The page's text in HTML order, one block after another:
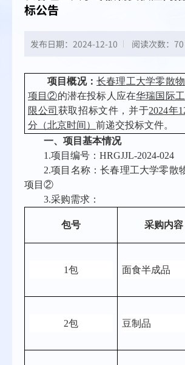
标公告
发布日期：2024-12-10 阅读次数：
项目概况：长春理工大学零散
项目②的潜在投标人应在华瑞国际
限公司 获取招标文件，并于2024年
分（北京时间） 前递交投标文件。
一、项目基本情况
1.项目编号： HRGJJL-2024-024
2.项目名称：长春理工大学零散
项目②
3.采购需求：
包号 采购内容
1包 面食半成品
2包 豆制品